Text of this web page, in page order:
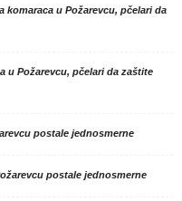
komaraca u Požarevcu, pčelari da
u Požarevcu, pčelari da zaštite
postale jednosmerne
postale jednosmerne